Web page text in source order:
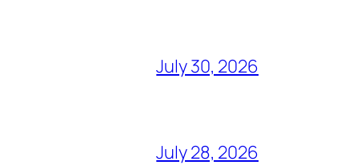
July 30, 2026
July 28, 2026